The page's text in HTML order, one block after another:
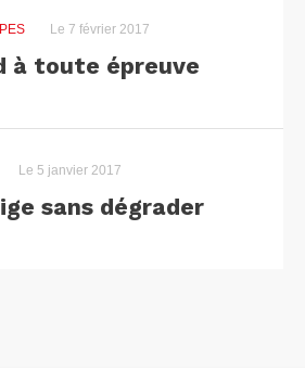
Le 7 février 2017
à toute épreuve
Le 5 janvier 2017
sans dégrader